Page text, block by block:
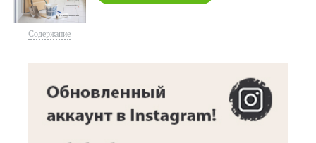
Содержание